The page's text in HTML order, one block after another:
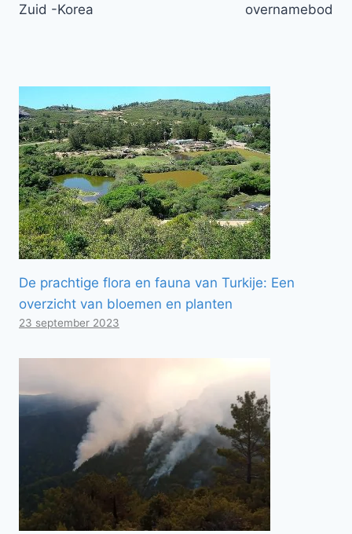
Zuid -Korea
overnamebod
De prachtige flora en fauna van Turkije: Een
overzicht van bloemen en planten
23 september 2023